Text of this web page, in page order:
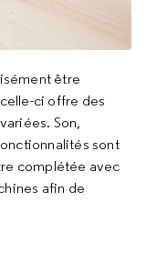
être
ci offre des
Son,
sont
complétée avec
afin de